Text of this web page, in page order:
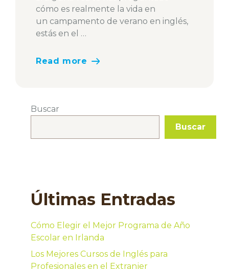
cómo es realmente la vida en
un campamento de verano en inglés,
estás en el …
Read more
Buscar
Buscar
Últimas Entradas
Cómo Elegir el Mejor Programa de Año
Escolar en Irlanda
Los Mejores Cursos de Inglés para
Profesionales en el Extranjer